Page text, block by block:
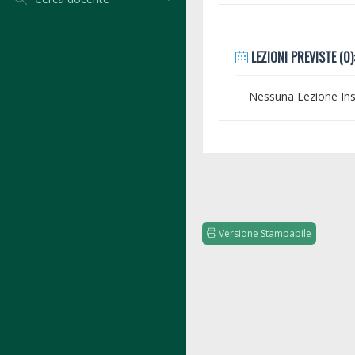
LEZIONI PREVISTE (0):
Nessuna Lezione
Versione Stampabile